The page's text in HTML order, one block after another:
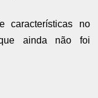
características no
ainda não foi